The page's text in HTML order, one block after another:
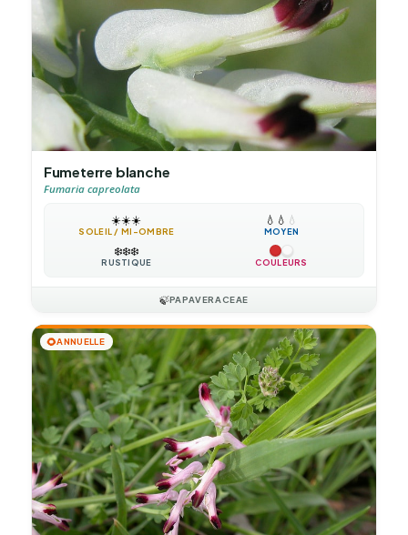
Fumeterre blanche
Fumaria capreolata
☀️☀️☀️
SOLEIL / MI-OMBRE
💧 💧 💧
MOYEN
❄️❄️❄️
RUSTIQUE COULEURS
🍃PAPAVERACEAE
🌻ANNUELLE